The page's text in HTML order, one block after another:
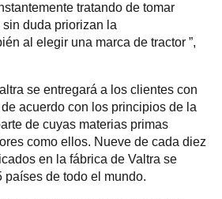
tratando de tomar
duda priorizan la
al elegir una marca de tractor ”,
se entregará a los clientes con
acuerdo con los principios de la
de cuyas materias primas
como ellos. Nueve de cada diez
en la fábrica de Valtra se
países de todo el mundo.